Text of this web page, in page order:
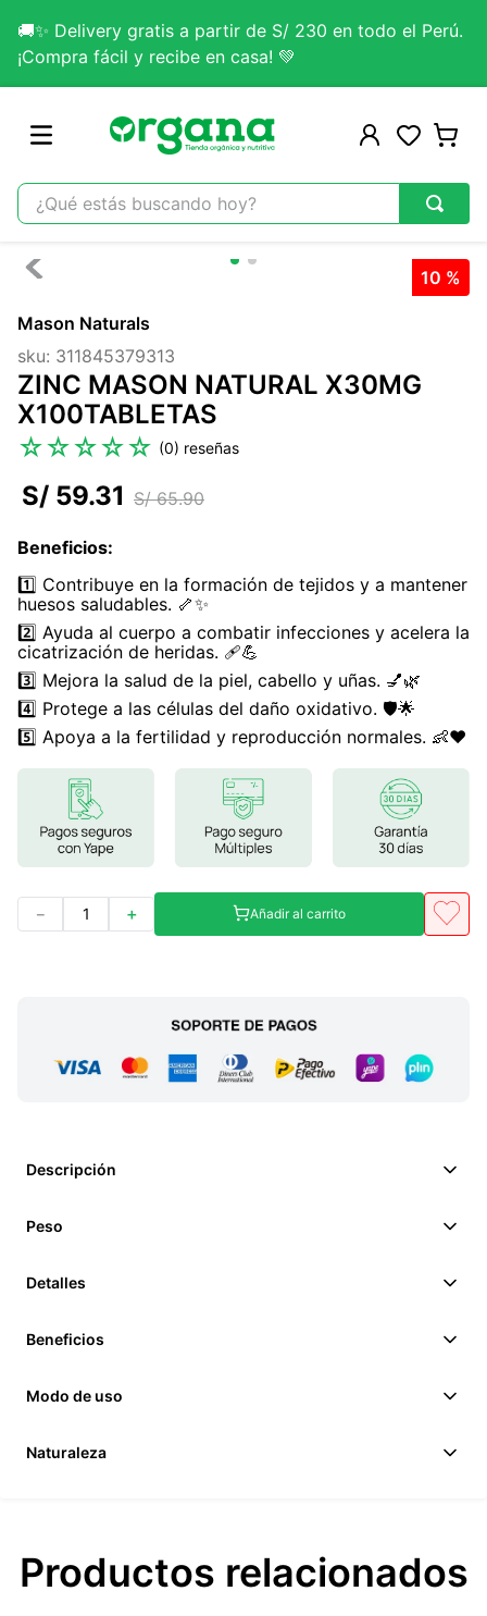
🚚✨ Delivery gratis a partir de S/ 230 en todo el Perú.
¡Compra fácil y recibe en casa! 💚
¿Qué estás buscando hoy?
TÉRMINOS MÁS BUSCADOS
2.
citrato magnesio
3.
colageno
4
kefir
5 .
glicinato magnesio
8.
magnesio
9.
stevia
10. proteina
10 %
Mason Naturals
sku: 311845379313
ZINC MASON NATURAL X30MG
X100TABLETAS
☆☆☆☆☆ (0)
S/ 65.90
S/ 59.31
Beneficios:
1️⃣ Contribuye en la formación de tejidos y a mantener
huesos saludables. 🦴✨
2️⃣ Ayuda al cuerpo a combatir infecciones y acelera la
cicatrización de heridas. 🩹💪
3️⃣ Mejora la salud de la piel, cabello y uñas. 💅🌿
4️⃣ Protege a las células del daño oxidativo. 🛡️🌟
5️⃣ Apoya a la fertilidad y reproducción normales. 👶❤️
＋
－ Añadir al carrito
Descripción
Peso
Detalles
Beneficios
Modo de uso
Naturaleza
Productos relacionados